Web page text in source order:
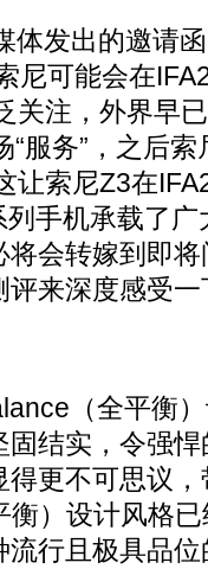
体发出的邀请
尼可能会在
关注，外界早
服务”，之后
让索尼Z3在
手机承载了
会转嫁到即
评来深度感受
（全平衡
结实，令强
更不可思议
）设计风格
行且极具品